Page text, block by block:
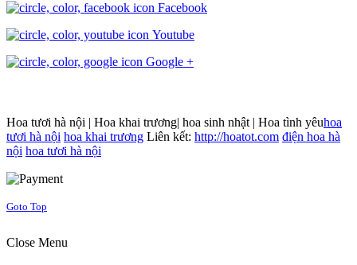
Facebook
Youtube
Google +
Hoa tươi hà nội | Hoa khai trương| hoa sinh nhật | Hoa tình yêuhoa
tươi hà nội hoa khai trương Liên kết: http://hoatot.com điện hoa hà
nội hoa tươi hà nội
Goto Top
Close Menu